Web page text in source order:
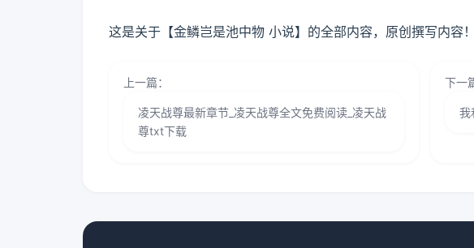
这是关于【金鳞岂是池中物 小说】的全部内容，原创撰写内容！
上一篇：
凌天战尊最新章节_凌天战尊全文免费阅读_凌天战
尊txt下载
下一
我